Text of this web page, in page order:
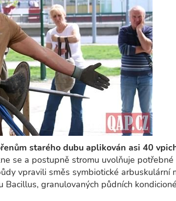
starého dubu aplikován asi 40
se a postupně stromu uvolňuje potřebné
vpravili směs symbiotické arbuskulární
granulovaných půdních